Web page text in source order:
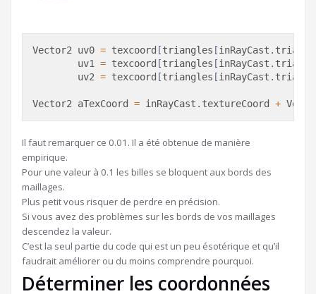
Vector2 uv0 = texcoord [triangles [inRayCast .
        uv1
= texcoord [triangles [inRayCast .
        uv2
= texcoord [triangles [inRayCast .
Vector2 aTexCoord = inRayCast . textureCoord +
Il faut remarquer ce 0.01. Il a été obtenue de manière
empirique.
Pour une valeur à 0.1 les billes se bloquent aux bords des
maillages.
Plus petit vous risquer de perdre en précision.
Si vous avez des problèmes sur les bords de vos maillages
descendez la valeur.
C’est la seul partie du code qui est un peu ésotérique et qu’il
faudrait améliorer ou du moins comprendre pourquoi.
Déterminer les coordonnées